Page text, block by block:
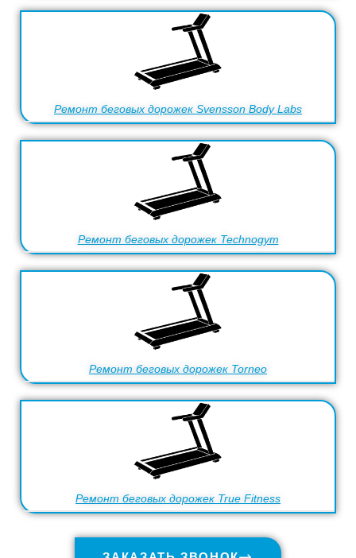
Ремонт беговых дорожек Svensson Body Labs
Ремонт беговых дорожек Technogym
Ремонт беговых дорожек Torneo
Ремонт беговых дорожек True Fitness